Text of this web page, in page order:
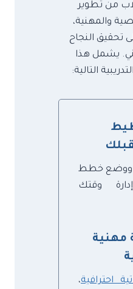
من تطوير
والمهنية،
تحقيق النجاح
يشمل هذا
التالية:
ووضع خطط
وقتك
مهنية
احترافية،